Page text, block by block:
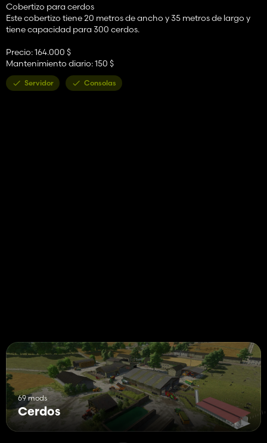
Cobertizo para cerdos
Este cobertizo tiene 20 metros de ancho y 35 metros de largo y
tiene capacidad para 300 cerdos.
Precio: 164.000 $
Mantenimiento diario: 150 $
Servidor Consolas
69 mods
Cerdos